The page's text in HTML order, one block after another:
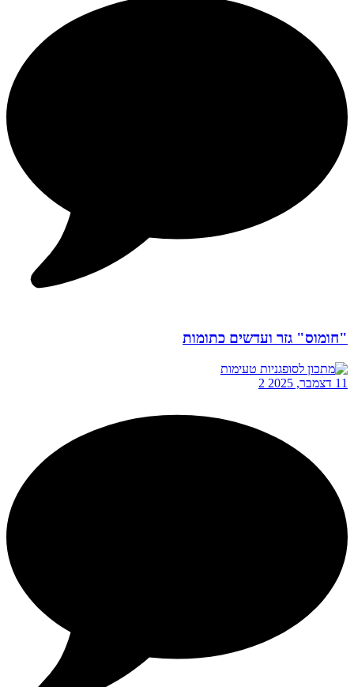
"חומוס" גזר ועדשים כתומות
11 דצמבר, 2025 2